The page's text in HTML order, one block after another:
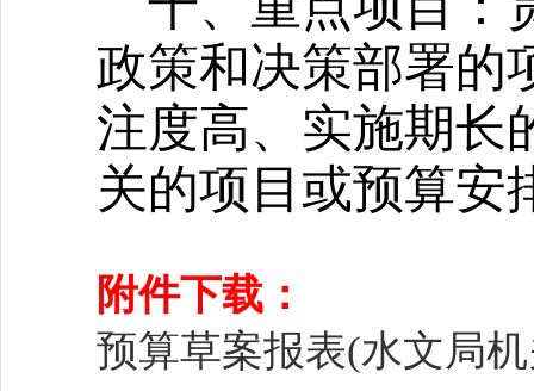
政策和决策部署的
注度高、实施期长
关的项目或预算安
附件下载：
预算草案报表(水文局